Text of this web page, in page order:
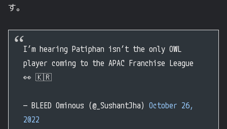
す。
I’m hearing Patiphan isn’t the only OWL
player coming to the APAC Franchise League
👀 🇰🇷
— BLEED Ominous (@_SushantJha) October 26,
2022